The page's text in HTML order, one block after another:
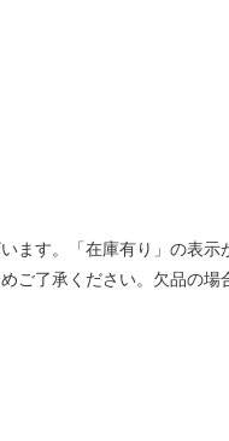
ます。「在庫有り」の表
ご了承ください。欠品の